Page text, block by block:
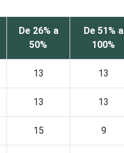
De 26% a
50%
De 51% a
100%
13 13
13 13
15 9